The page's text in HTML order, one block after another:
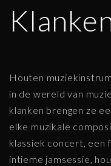
Houten
in de wereld van
klanken brengen ze
elke muzikale
klassiek concert, een
intieme jamsessie,